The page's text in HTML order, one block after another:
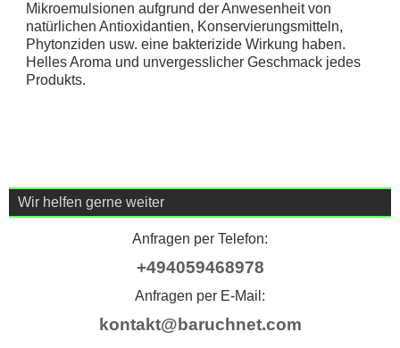
Mikroemulsionen aufgrund der Anwesenheit von
natürlichen Antioxidantien, Konservierungsmitteln,
Phytonziden usw. eine bakterizide Wirkung haben.
Helles Aroma und unvergesslicher Geschmack jedes
Produkts.
Wir helfen gerne weiter
Anfragen per Telefon:
+494059468978
Anfragen per E-Mail:
kontakt@baruchnet.com